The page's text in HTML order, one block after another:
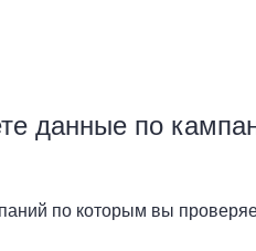
данные по
по которым вы